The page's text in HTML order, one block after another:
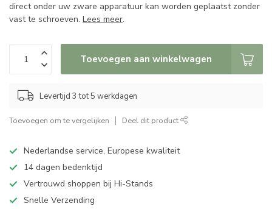
direct onder uw zware apparatuur kan worden geplaatst zonder
vast te schroeven. Lees meer.
Toevoegen aan winkelwagen
Levertijd 3 tot 5 werkdagen
Toevoegen om te vergelijken Deel dit product
Nederlandse service, Europese kwaliteit
14 dagen bedenktijd
Vertrouwd shoppen bij Hi-Stands
Snelle Verzending